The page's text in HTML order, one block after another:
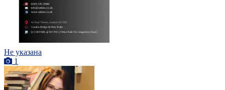
Не указана
1